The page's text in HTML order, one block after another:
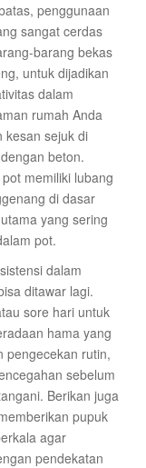
penggunaan
sangat cerdas
barang bekas
untuk dijadikan
dalam
rumah Anda
kesan sejuk di
beton.
memiliki lubang
di dasar
yang sering
pot.
dalam
ditawar lagi.
sore hari untuk
hama yang
pengecekan rutin,
sebelum
Berikan juga
pupuk
agar
pendekatan